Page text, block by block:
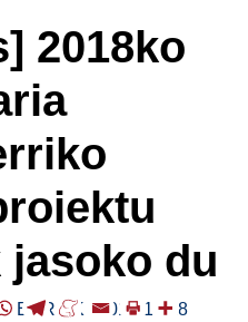
2018ko
du
HERRIAK /2018-11-28